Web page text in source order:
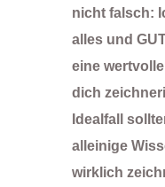
nicht falsch:
alles und
eine
dich
Idealfall
alleinige
wirklich